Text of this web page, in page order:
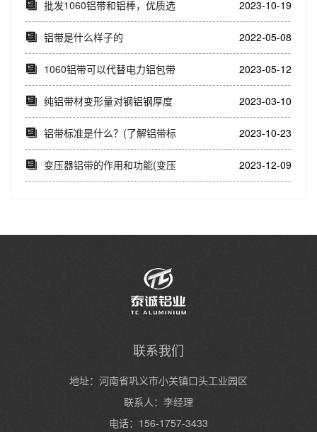
批发1060铝带和铝棒，优质选
择(了解10...
2023-10-19
铝带是什么样子的 2022-05-08
1060铝带可以代替电力铝包带
使用吗
2023-05-12
纯铝带材变形量对钢铝钢厚度
的影响
2023-03-10
铝带标准是什么？(了解铝带标
准对于选择合适...
2023-10-23
变压器铝带的作用和功能(变压
2023-12-09
联系我们
地址：河南省巩义市小关镇口头工业园区
联系人：李经理
电话：156-1757-3433